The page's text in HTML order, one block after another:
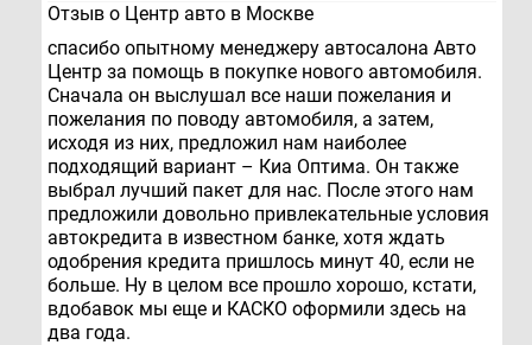
Отзыв о Центр авто в Москве
спасибо опытному менеджеру автосалона Авто
Центр за помощь в покупке нового автомобиля.
Сначала он выслушал все наши пожелания и
пожелания по поводу автомобиля, а затем,
исходя из них, предложил нам наиболее
подходящий вариант – Киа Оптима. Он также
выбрал лучший пакет для нас. После этого нам
предложили довольно привлекательные условия
автокредита в известном банке, хотя ждать
одобрения кредита пришлось минут 40, если не
больше. Ну в целом все прошло хорошо, кстати,
вдобавок мы еще и КАСКО оформили здесь на
два года.